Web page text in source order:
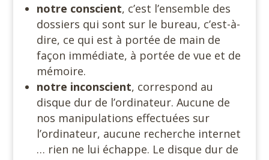
notre conscient, c’est l’ensemble des
dossiers qui sont sur le bureau, c’est-à-
dire, ce qui est à portée de main de
façon immédiate, à portée de vue et de
mémoire.
notre inconscient, correspond au
disque dur de l’ordinateur. Aucune de
nos manipulations effectuées sur
l’ordinateur, aucune recherche internet
… rien ne lui échappe. Le disque dur de